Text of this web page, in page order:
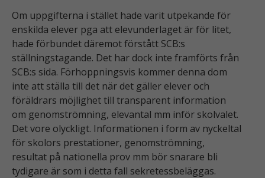
Om uppgifterna i stället hade varit utpekande för
enskilda elever pga att elevunderlaget är för litet,
hade förbundet däremot förstått SCB:s
ställningstagande. Det har dock inte framförts från
SCB:s sida. Förhoppningsvis kommer denna dom
inte att ställa till det när det gäller elever och
föräldrars möjlighet till transparent information
om genomströmning, elevantal mm inför skolvalet.
Det vore olyckligt. Informationen i form av nyckeltal
för skolors prestationer, genomströmning,
resultat på nationella prov mm bör snarare bli
tydigare är som i detta fall sekretessbeläggas.